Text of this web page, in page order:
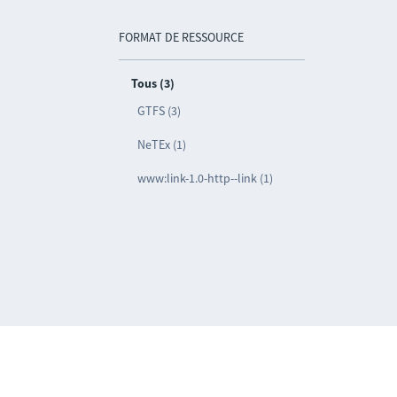
FORMAT DE RESSOURCE
Tous (3)
GTFS (3)
NeTEx (1)
www:link-1.0-http--link (1)